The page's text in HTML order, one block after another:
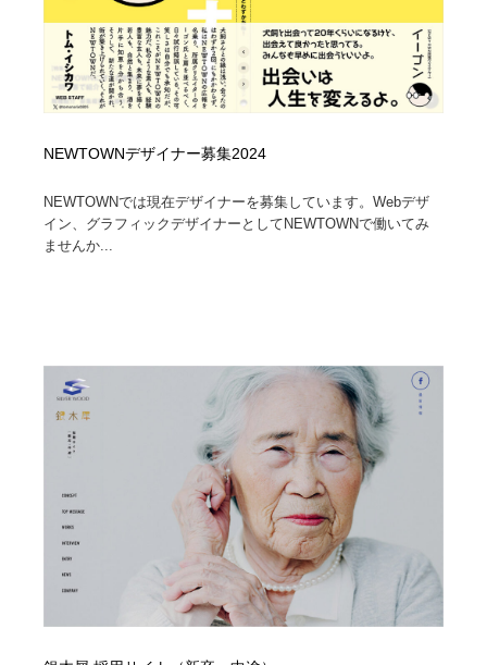
NEWTOWNデザイナー募集2024
NEWTOWNでは現在デザイナーを募集しています。Webデザ
イン、グラフィックデザイナーとしてNEWTOWNで働いてみ
ませんか...